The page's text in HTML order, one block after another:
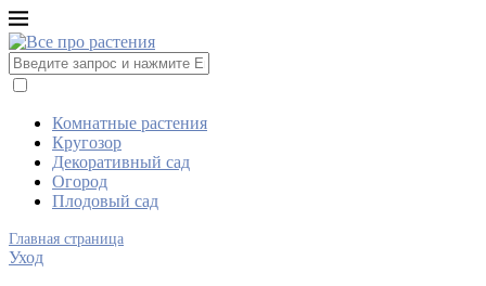
Комнатные растения
Кругозор
Декоративный сад
Огород
Плодовый сад
Главная страница
Уход